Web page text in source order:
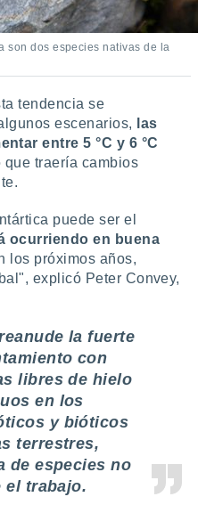
son dos especies nativas de la
tendencia se
escenarios,
las
entre 5 °C y 6 °C
traería cambios
puede ser el
ocurriendo en buena
los próximos años,
explicó Peter Convey,
la fuerte
con
libres de hielo
en los
y bióticos
terrestres,
de especies no
el trabajo.